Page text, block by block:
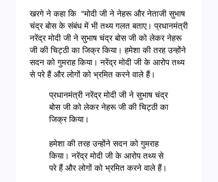
खरगे ने कहा कि “मोदी जी ने नेहरू और नेताजी सुभाष
चंद्र बोस के संबंध में भी तथ्य गलत बताए। प्रधानमंत्री
नरेंद्र मोदी जी ने सुभाष चंद्र बोस जी को लेकर नेहरू
जी की चिट्ठी का जिक्र किया। हमेशा की तरह उन्होंने
सदन को गुमराह किया। नरेंद्र मोदी जी के आरोप तथ्य
से परे हैं और लोगों को भ्रमित करने वाले हैं।
प्रधानमंत्री नरेंद्र मोदी जी ने सुभाष चंद्र
बोस जी को लेकर नेहरू जी की चिट्ठी का
जिक्र किया।
हमेशा की तरह उन्होंने सदन को गुमराह
किया। नरेंद्र मोदी जी के आरोप तथ्य से
परे हैं और लोगों को भ्रमित करने वाले हैं।